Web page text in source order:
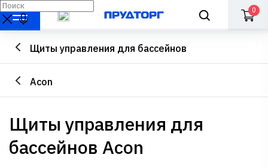
0
Щиты управления для бассейнов
Acon
Щиты управления для
бассейнов Acon